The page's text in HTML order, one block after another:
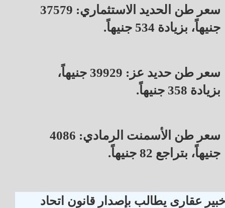
سعر طن الحديد الاستثماري: 37579
جنيهاً، بزيادة 534 جنيهاً.
سعر طن حديد عز: 39929 جنيهاً،
بزيادة 358 جنيهاً.
سعر طن الأسمنت الرمادي: 4086
جنيهاً، بتراجع 82 جنيهاً.
عقارى يطالب بإصدار قانون اتحاد